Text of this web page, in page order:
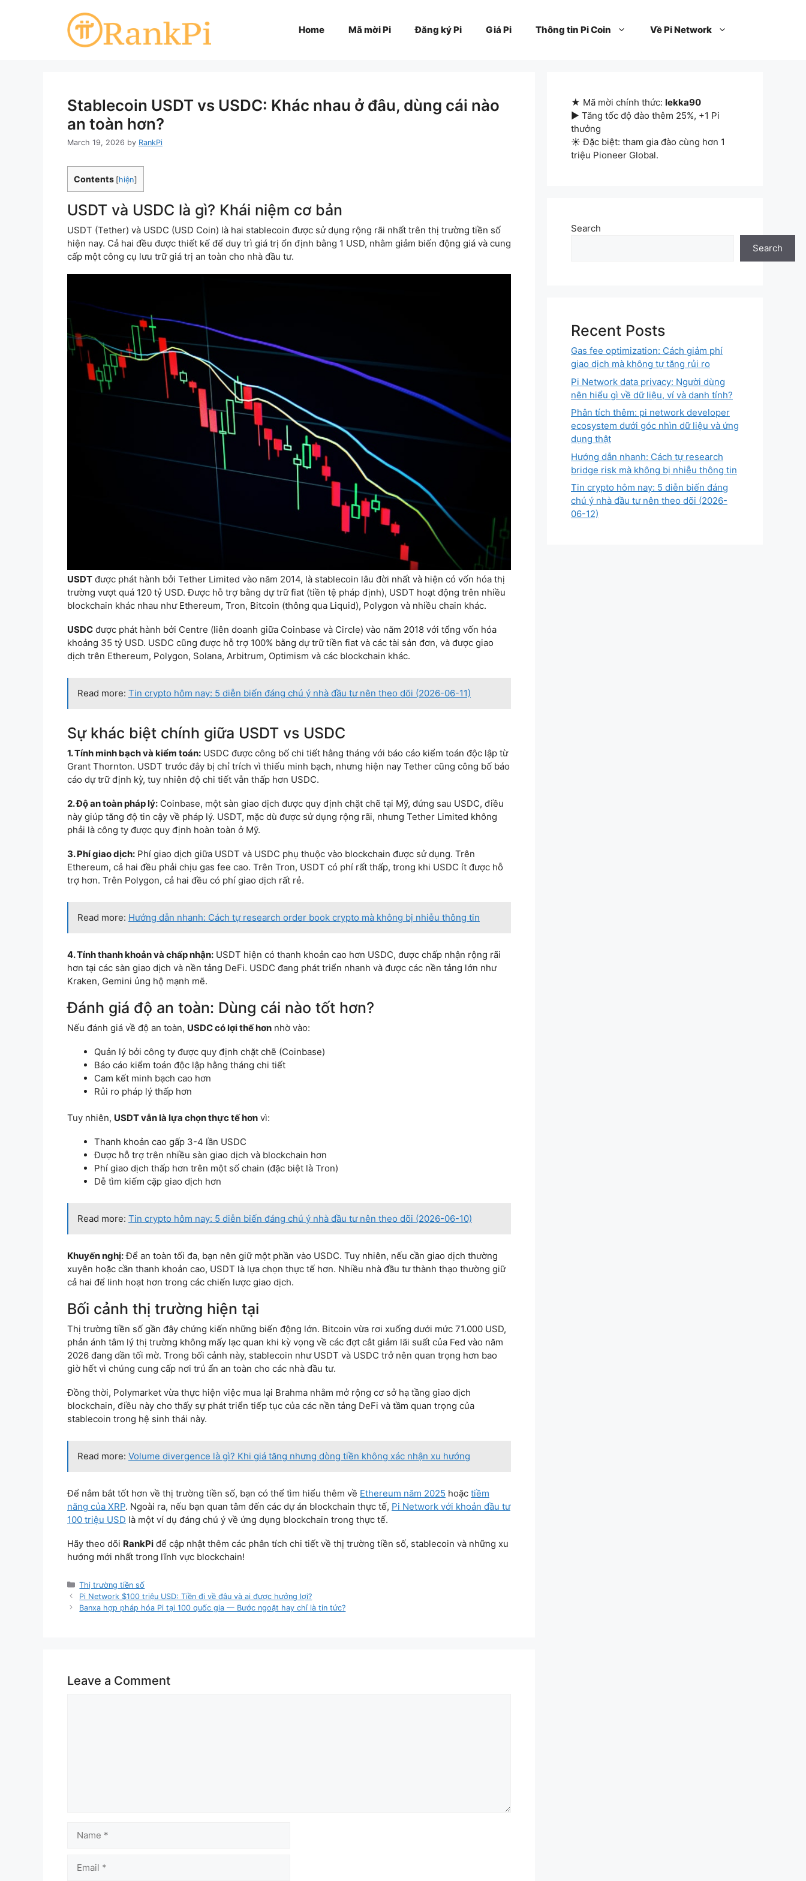
Home Mã mời Pi Đăng ký Pi Giá Pi Thông tin Pi Coin Về Pi Network
Stablecoin USDT vs USDC: Khác nhau ở đâu, dùng cái nào
an toàn hơn?
March 19, 2026 by RankPi
Contents [hiện]
USDT và USDC là gì? Khái niệm cơ bản
USDT (Tether) và USDC (USD Coin) là hai stablecoin được sử dụng rộng rãi nhất trên thị trường tiền số
hiện nay. Cả hai đều được thiết kế để duy trì giá trị ổn định bằng 1 USD, nhằm giảm biến động giá và cung
cấp một công cụ lưu trữ giá trị an toàn cho nhà đầu tư.
USDT được phát hành bởi Tether Limited vào năm 2014, là stablecoin lâu đời nhất và hiện có vốn hóa thị
trường vượt quá 120 tỷ USD. Được hỗ trợ bằng dự trữ fiat (tiền tệ pháp định), USDT hoạt động trên nhiều
blockchain khác nhau như Ethereum, Tron, Bitcoin (thông qua Liquid), Polygon và nhiều chain khác.
USDC được phát hành bởi Centre (liên doanh giữa Coinbase và Circle) vào năm 2018 với tổng vốn hóa
khoảng 35 tỷ USD. USDC cũng được hỗ trợ 100% bằng dự trữ tiền fiat và các tài sản đơn, và được giao
dịch trên Ethereum, Polygon, Solana, Arbitrum, Optimism và các blockchain khác.
Read more: Tin crypto hôm nay: 5 diễn biến đáng chú ý nhà đầu tư nên theo dõi (2026-06-11)
Sự khác biệt chính giữa USDT vs USDC
1. Tính minh bạch và kiểm toán: USDC được công bố chi tiết hằng tháng với báo cáo kiểm toán độc lập từ
Grant Thornton. USDT trước đây bị chỉ trích vì thiếu minh bạch, nhưng hiện nay Tether cũng công bố báo
cáo dự trữ định kỳ, tuy nhiên độ chi tiết vẫn thấp hơn USDC.
2. Độ an toàn pháp lý: Coinbase, một sàn giao dịch được quy định chặt chẽ tại Mỹ, đứng sau USDC, điều
này giúp tăng độ tin cậy về pháp lý. USDT, mặc dù được sử dụng rộng rãi, nhưng Tether Limited không
phải là công ty được quy định hoàn toàn ở Mỹ.
3. Phí giao dịch: Phí giao dịch giữa USDT và USDC phụ thuộc vào blockchain được sử dụng. Trên
Ethereum, cả hai đều phải chịu gas fee cao. Trên Tron, USDT có phí rất thấp, trong khi USDC ít được hỗ
trợ hơn. Trên Polygon, cả hai đều có phí giao dịch rất rẻ.
Read more: Hướng dẫn nhanh: Cách tự research order book crypto mà không bị nhiễu thông tin
4. Tính thanh khoản và chấp nhận: USDT hiện có thanh khoản cao hơn USDC, được chấp nhận rộng rãi
hơn tại các sàn giao dịch và nền tảng DeFi. USDC đang phát triển nhanh và được các nền tảng lớn như
Kraken, Gemini ủng hộ mạnh mẽ.
Đánh giá độ an toàn: Dùng cái nào tốt hơn?
Nếu đánh giá về độ an toàn, USDC có lợi thế hơn nhờ vào:
Quản lý bởi công ty được quy định chặt chẽ (Coinbase)
Báo cáo kiểm toán độc lập hằng tháng chi tiết
Cam kết minh bạch cao hơn
Rủi ro pháp lý thấp hơn
Tuy nhiên, USDT vẫn là lựa chọn thực tế hơn vì:
Thanh khoản cao gấp 3-4 lần USDC
Được hỗ trợ trên nhiều sàn giao dịch và blockchain hơn
Phí giao dịch thấp hơn trên một số chain (đặc biệt là Tron)
Dễ tìm kiếm cặp giao dịch hơn
Read more: Tin crypto hôm nay: 5 diễn biến đáng chú ý nhà đầu tư nên theo dõi (2026-06-10)
Khuyến nghị:Để an toàn tối đa, bạn nên giữ một phần vào USDC. Tuy nhiên, nếu cần giao dịch thường
xuyên hoặc cần thanh khoản cao, USDT là lựa chọn thực tế hơn. Nhiều nhà đầu tư thành thạo thường giữ
cả hai để linh hoạt hơn trong các chiến lược giao dịch.
Bối cảnh thị trường hiện tại
Thị trường tiền số gần đây chứng kiến những biến động lớn. Bitcoin vừa rơi xuống dưới mức 71.000 USD,
phản ánh tâm lý thị trường không mấy lạc quan khi kỳ vọng về các đợt cắt giảm lãi suất của Fed vào năm
2026 đang dần tối mờ. Trong bối cảnh này, stablecoin như USDT và USDC trở nên quan trọng hơn bao
giờ hết vì chúng cung cấp nơi trú ẩn an toàn cho các nhà đầu tư.
Đồng thời, Polymarket vừa thực hiện việc mua lại Brahma nhằm mở rộng cơ sở hạ tầng giao dịch
blockchain, điều này cho thấy sự phát triển tiếp tục của các nền tảng DeFi và tầm quan trọng của
stablecoin trong hệ sinh thái này.
Read more: Volume divergence là gì? Khi giá tăng nhưng dòng tiền không xác nhận xu hướng
Để nắm bắt tốt hơn về thị trường tiền số, bạn có thể tìm hiểu thêm về Ethereum năm 2025 hoặc tiềm
năng của XRP. Ngoài ra, nếu bạn quan tâm đến các dự án blockchain thực tế, Pi Network với khoản đầu tư
100 triệu USD là một ví dụ đáng chú ý về ứng dụng blockchain trong thực tế.
Hãy theo dõi RankPi để cập nhật thêm các phân tích chi tiết về thị trường tiền số, stablecoin và những xu
hướng mới nhất trong lĩnh vực blockchain!
Categories
Thị trường tiền số
Pi Network $100 triệu USD: Tiền đi về đâu và ai được hưởng lợi?
Banxa hợp pháp hóa Pi tại 100 quốc gia — Bước ngoặt hay chỉ là tin tức?
Leave a Comment
★ Mã mời chính thức: lekka90
▶ Tăng tốc độ đào thêm 25%, +1 Pi
thưởng
☀ Đặc biệt: tham gia đào cùng hơn 1
triệu Pioneer Global.
Search
Search
Recent Posts
Gas fee optimization: Cách giảm phí
giao dịch mà không tự tăng rủi ro
Pi Network data privacy: Người dùng
nên hiểu gì về dữ liệu, ví và danh tính?
Phân tích thêm: pi network developer
ecosystem dưới góc nhìn dữ liệu và ứng
dụng thật
Hướng dẫn nhanh: Cách tự research
bridge risk mà không bị nhiễu thông tin
Tin crypto hôm nay: 5 diễn biến đáng
chú ý nhà đầu tư nên theo dõi (2026-
06-12)